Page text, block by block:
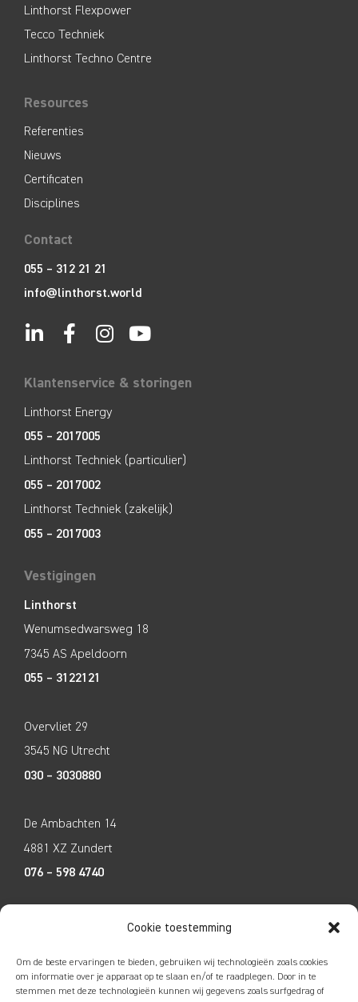
Cookie toestemming
Om de beste ervaringen te bieden, gebruiken wij technologieën zoals cookies
om informatie over je apparaat op te slaan en/of te raadplegen. Door in te
stemmen met deze technologieën kunnen wij gegevens zoals surfgedrag of
Linthorst Flexpower
Tecco Techniek
Linthorst Techno Centre
Resources
Referenties
Nieuws
Certificaten
Disciplines
Contact
055 – 312 21 21
info@linthorst.world
Klantenservice & storingen
Linthorst Energy
055 – 2017005
Linthorst Techniek (particulier)
055 – 2017002
Linthorst Techniek (zakelijk)
055 – 2017003
Vestigingen
Linthorst
Wenumsedwarsweg 18
7345 AS Apeldoorn
055 – 3122121
Overvliet 29
3545 NG Utrecht
030 – 3030880
De Ambachten 14
4881 XZ Zundert
076 – 598 4740
6365 ET Schinnen
046 – 4752585